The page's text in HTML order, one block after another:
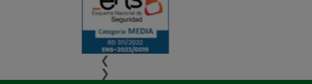
❮
❯